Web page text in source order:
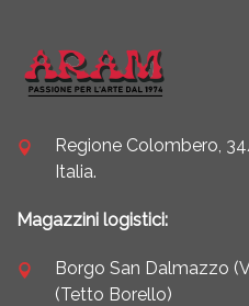
Regione Colombero,
Italia.
Magazzini logistici:
Borgo San Dalmazzo
(Tetto Borello)